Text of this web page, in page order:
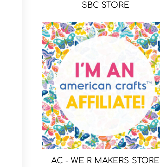
SBC STORE
AC - WE R MAKERS STORE